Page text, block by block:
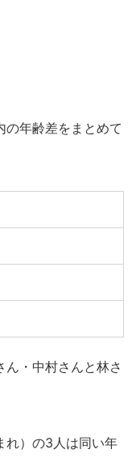
の年齢差をまとめて
・中村さんと林さ
れ）の3人は同い年